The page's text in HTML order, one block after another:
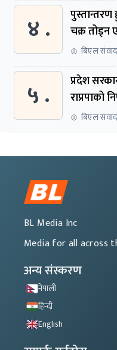
४ .
चक्र तोड्न
बिएल
५ .
प्रदेश
राप्रपाको
बिएल
BL Media Inc
Media for all across
अन्य संस्करण
नेपाली
हिन्दी
English